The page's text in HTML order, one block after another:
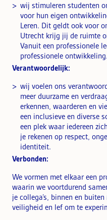
wij stimuleren studenten
voor hun eigen
Leren. Dit geldt ook voor
Utrecht krijg jij de ruimte
Vanuit een professionele
professionele ontwikkeling.
Verantwoordelijk:
wij voelen ons
meer duurzame en
erkennen, waarderen en
een inclusieve en diverse
een plek waar iedereen
je rekenen op respect,
identiteit.
Verbonden:
We vormen met elkaar een
waarin we voortdurend
je collega’s, binnen en
veiligheid en lef om te